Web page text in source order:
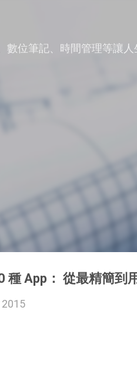
數位筆記、時間管理等讓
種 App： 從最精簡到
2015